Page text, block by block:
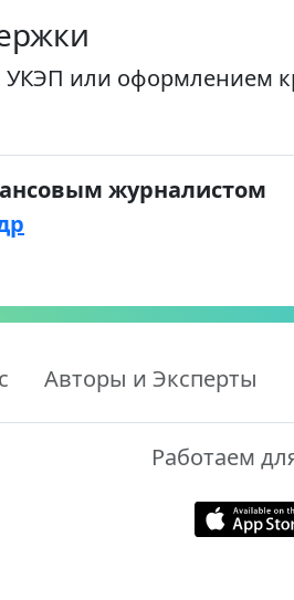
или оформлением
журналистом
Авторы и Эксперты
Работаем